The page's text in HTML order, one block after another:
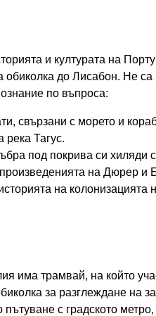
и културата на
до Лисабон. Не са
по въпроса:
свързани с морето и
река Тагус.
под покрива си хиляди
на Дюрер и
на колонизацията
има трамвай, на който
за разглеждане на
с градското